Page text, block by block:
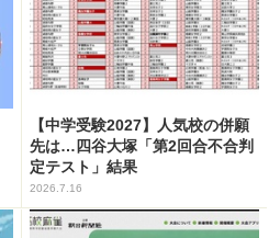
【中学受験2027】人気校の併願
先は…四谷大塚「第2回合不合判
定テスト」結果
2026.7.16